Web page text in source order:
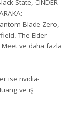
State, CINDER
Blade Zero,
The Elder
Meet ve daha fazla
ise nvidia-
ve iş